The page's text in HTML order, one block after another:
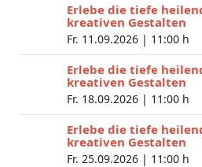
Erlebe die tiefe
kreativen Gestalten
Fr. 11.09.2026 | 11:00 h
Erlebe die tiefe
kreativen Gestalten
Fr. 18.09.2026 | 11:00 h
Erlebe die tiefe
kreativen Gestalten
Fr. 25.09.2026 | 11:00 h